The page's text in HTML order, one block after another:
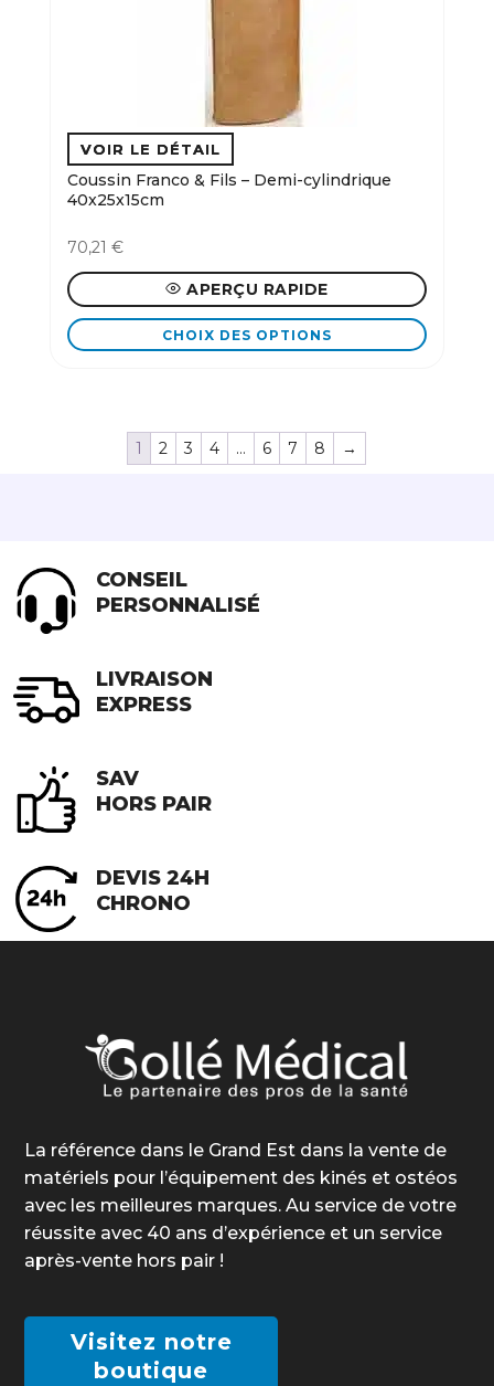
page
du
produit
Coussin Franco & Fils – Demi-cylindrique
40x25x15cm
70,21 €
APERÇU RAPIDE
CHOIX DES OPTIONS
plusieurs
variations.
choisies
sur
page
du
produit
1 2 3 4 … 6 7 8 →
CONSEIL
PERSONNALISÉ
LIVRAISON
EXPRESS
SAV
HORS PAIR
DEVIS 24H
CHRONO
La référence dans le Grand Est dans la vente de
matériels pour l’équipement des kinés et ostéos
avec les meilleures marques. Au service de votre
réussite avec 40 ans d’expérience et un service
après-vente hors pair !
Visitez notre
boutique